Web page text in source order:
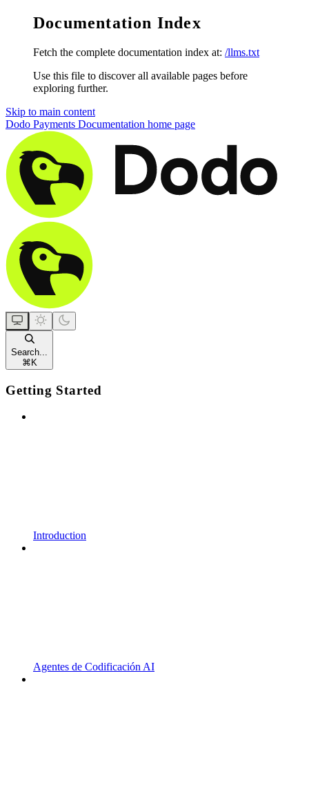
Documentation Index
Fetch the complete documentation index at: /llms.txt
Use this file to discover all available pages before
exploring further.
Skip to main content
Dodo Payments Documentation home page
Search...
⌘ K
Getting Started
Introduction
Agentes de Codificación AI